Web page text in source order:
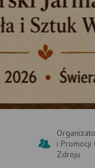
i Promocji
Zdroju